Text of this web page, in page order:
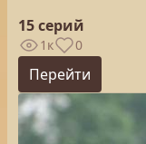
15 серий
1к 0
Перейти